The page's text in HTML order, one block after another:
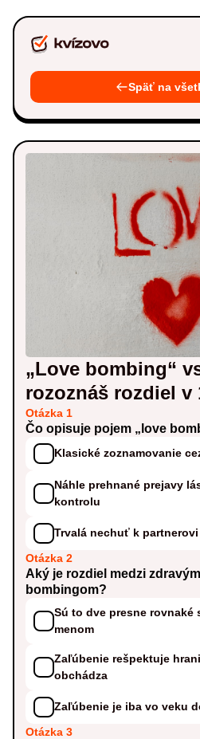
Späť na
„Love bombing“
rozoznáš rozdiel v
Otázka 1
Čo opisuje pojem „love
Klasické zoznamovanie
Náhle prehnané prejavy
kontrolu
Trvalá nechuť k
Otázka 2
Aký je rozdiel medzi
bombingom?
Sú to dve presne rovnaké
menom
Zaľúbenie rešpektuje
obchádza
Zaľúbenie je iba vo veku
Otázka 3